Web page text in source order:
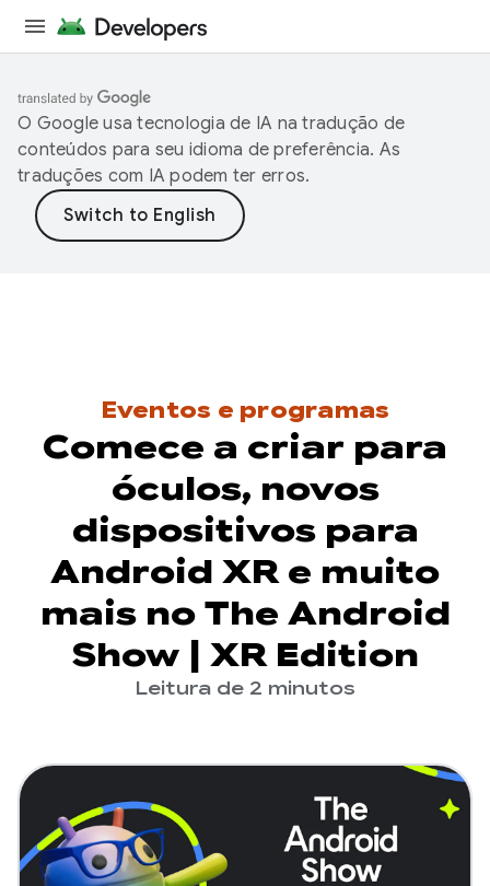
O Google usa tecnologia de IA na tradução de
conteúdos para seu idioma de preferência. As
traduções com IA podem ter erros.
Eventos e programas
Comece a criar para
óculos, novos
dispositivos para
Android XR e muito
mais no The Android
Show | XR Edition
Leitura de 2 minutos